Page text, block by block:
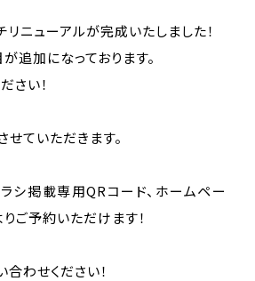
ニューアルが完成いたしました！
追加になっております。
さい！
ていただきます。
ラシ掲載専用QRコード、ホームペー
ご予約いただけます！
わせください！